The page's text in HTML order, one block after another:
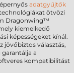
adatgyűjtők
ötvözi
Dragonwing™
kiemelkedő
képességeket kínál.
jövőbiztos választás,
garantálja a
kompatibilitást